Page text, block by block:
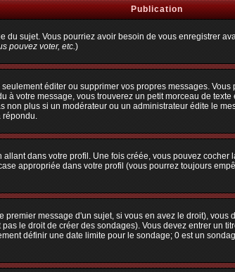
Publication
sujet. Vous pourriez avoir besoin de vous enregistrer
pouvez voter, etc.)
éditer ou supprimer vos propres messages.
votre message, vous trouverez un petit morceau de
plus si un modérateur ou un administrateur édite le
répondu.
dans votre profil. Une fois créée, vous pouvez cocher
appropriée dans votre profil (vous pourrez toujours
message d'un sujet, si vous en avez le droit),
le droit de créer des sondages). Vous devez entrer un
définir une date limite pour le sondage; 0 est un